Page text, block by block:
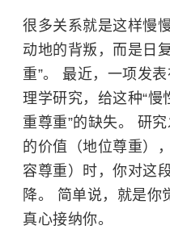
很多关系就是这样慢
动地的背叛，而是日
重”。 最近，一项发
理学研究，给这种“慢
重尊重”的缺失。 研
的价值（地位尊重）
容尊重）时，你对这
降。 简单说，就是你
真心接纳你。